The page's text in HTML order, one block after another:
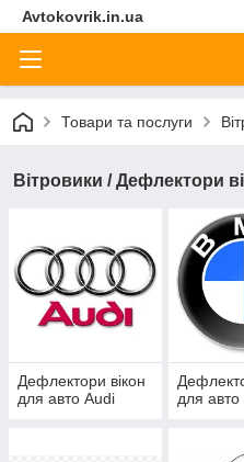
Avtokovrik.in.ua
Товари та послуги
Вітровики / Дефлектори
Дефлектори вікон
для авто Audi
для авто